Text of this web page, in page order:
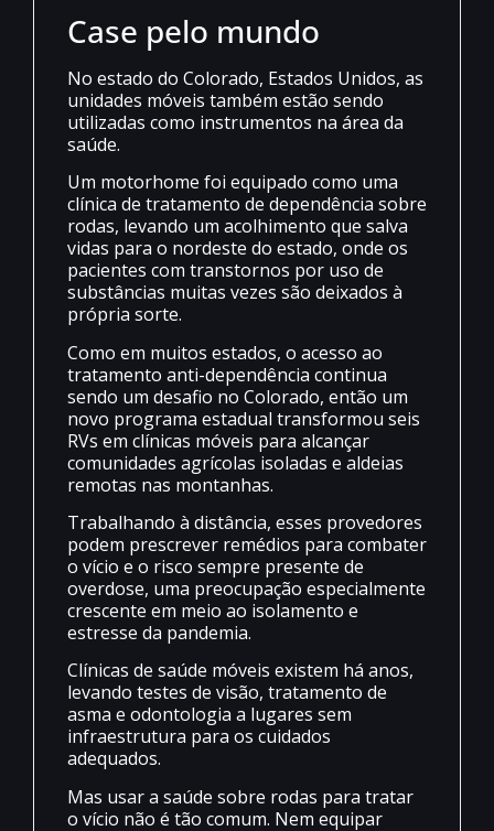
Case pelo mundo
No estado do Colorado, Estados Unidos, as
unidades móveis também estão sendo
utilizadas como instrumentos na área da
saúde.
Um motorhome foi equipado como uma
clínica de tratamento de dependência sobre
rodas, levando um acolhimento que salva
vidas para o nordeste do estado, onde os
pacientes com transtornos por uso de
substâncias muitas vezes são deixados à
própria sorte.
Como em muitos estados, o acesso ao
tratamento anti-dependência continua
sendo um desafio no Colorado, então um
novo programa estadual transformou seis
RVs em clínicas móveis para alcançar
comunidades agrícolas isoladas e aldeias
remotas nas montanhas.
Trabalhando à distância, esses provedores
podem prescrever remédios para combater
o vício e o risco sempre presente de
overdose, uma preocupação especialmente
crescente em meio ao isolamento e
estresse da pandemia.
Clínicas de saúde móveis existem há anos,
levando testes de visão, tratamento de
asma e odontologia a lugares sem
infraestrutura para os cuidados
adequados.
Mas usar a saúde sobre rodas para tratar
o vício não é tão comum. Nem equipar